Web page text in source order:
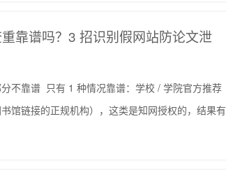
靠谱吗？3 招识别假网站防论文泄
不靠谱 ​ 只有 1 种情况靠谱：学校 / 学院官方推荐
馆链接的正规机构），这类是知网授权的，结果有